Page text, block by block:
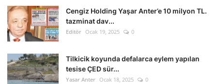
Cengiz Holding Yaşar Anter’e 10 milyon TL.
tazminat dav...
Editör Ocak 19, 2025 0
Tilkicik koyunda defalarca eylem yapılan
tesise ÇED sür...
Yasar Anter Ocak 18, 2025 0